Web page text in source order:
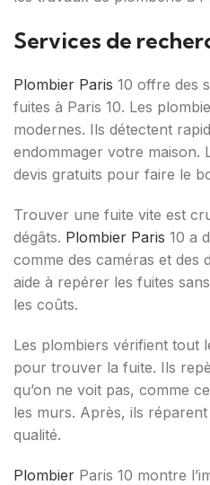
Services de
Plombier Paris 10 offre des
fuites à Paris 10. Les
modernes. Ils détectent
endommager votre maison.
devis gratuits pour faire le
Trouver une fuite vite est
dégâts. Plombier Paris 10 a
comme des caméras et des
aide à repérer les fuites
les coûts.
Les plombiers vérifient tout
pour trouver la fuite. Ils
qu’on ne voit pas, comme
les murs. Après, ils
qualité.
Plombier Paris 10 montre